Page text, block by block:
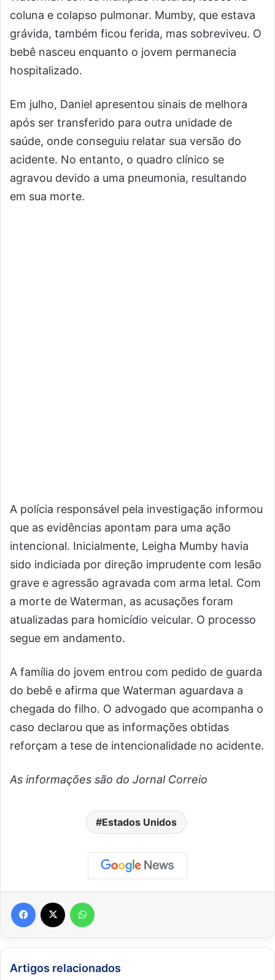
coluna e colapso pulmonar. Mumby, que estava
grávida, também ficou ferida, mas sobreviveu. O
bebê nasceu enquanto o jovem permanecia
hospitalizado.
Em julho, Daniel apresentou sinais de melhora
após ser transferido para outra unidade de
saúde, onde conseguiu relatar sua versão do
acidente. No entanto, o quadro clínico se
agravou devido a uma pneumonia, resultando
em sua morte.
A polícia responsável pela investigação informou
que as evidências apontam para uma ação
intencional. Inicialmente, Leigha Mumby havia
sido indiciada por direção imprudente com lesão
grave e agressão agravada com arma letal. Com
a morte de Waterman, as acusações foram
atualizadas para homicídio veicular. O processo
segue em andamento.
A família do jovem entrou com pedido de guarda
do bebê e afirma que Waterman aguardava a
chegada do filho. O advogado que acompanha o
caso declarou que as informações obtidas
reforçam a tese de intencionalidade no acidente.
As informações são do Jornal Correio
Estados Unidos
Facebook
Artigos relacionados